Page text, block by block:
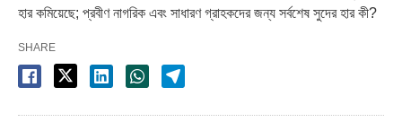
হার কমিয়েছে; প্রবীণ নাগরিক এবং সাধারণ গ্রাহকদের জন্য সর্বশেষ সুদের হার কী?
SHARE